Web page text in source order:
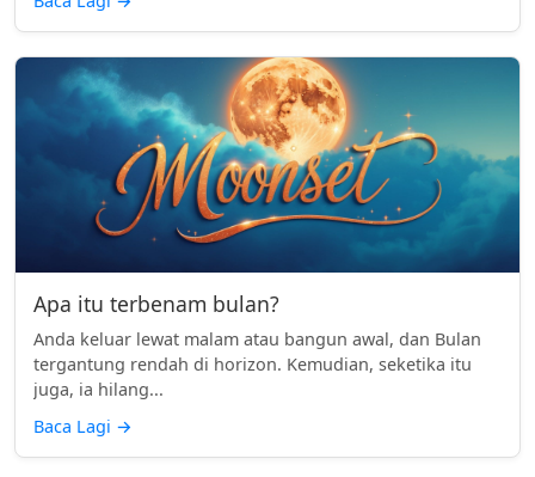
Apa itu terbenam bulan?
Anda keluar lewat malam atau bangun awal, dan Bulan
tergantung rendah di horizon. Kemudian, seketika itu
juga, ia hilang...
Baca Lagi →